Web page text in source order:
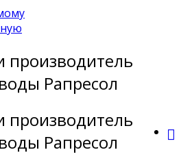
производитель
Рапресол
производитель
Рапресол